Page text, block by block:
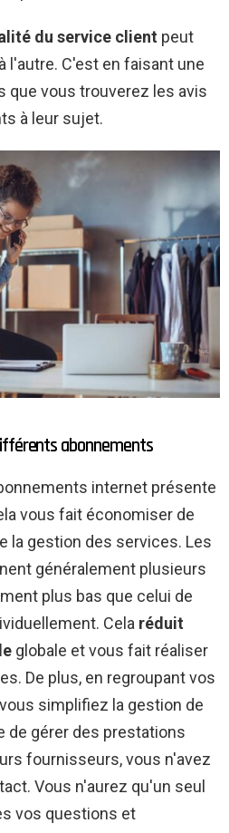
du service client peut
l'autre. C'est en faisant une
que vous trouverez les avis
à leur sujet.
abonnements
internet présente
vous fait économiser de
la gestion des services. Les
généralement plusieurs
plus bas que celui de
Cela réduit
globale et vous fait réaliser
De plus, en regroupant vos
simplifiez la gestion de
de gérer des prestations
fournisseurs, vous n'avez
Vous n'aurez qu'un seul
vos questions et